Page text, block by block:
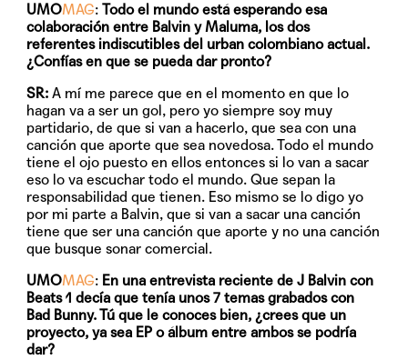
UMOMAG:Todo el mundo está esperando esa
colaboración entre Balvin y Maluma, los dos
referentes indiscutibles del urban colombiano actual.
¿Confías en que se pueda dar pronto?
SR: A mí me parece que en el momento en que lo
hagan va a ser un gol, pero yo siempre soy muy
partidario, de que si van a hacerlo, que sea con una
canción que aporte que sea novedosa. Todo el mundo
tiene el ojo puesto en ellos entonces si lo van a sacar
eso lo va escuchar todo el mundo. Que sepan la
responsabilidad que tienen. Eso mismo se lo digo yo
por mi parte a Balvin, que si van a sacar una canción
tiene que ser una canción que aporte y no una canción
que busque sonar comercial.
UMOMAG: En una entrevista reciente de J Balvin con
Beats 1 decía que tenía unos 7 temas grabados con
Bad Bunny. Tú que le conoces bien, ¿crees que un
proyecto, ya sea EP o álbum entre ambos se podría
dar?